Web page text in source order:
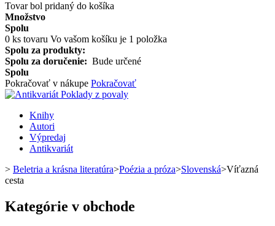
Tovar bol pridaný do košíka
Množstvo
Spolu
0 ks tovaru Vo vašom košíku je 1 položka
Spolu za produkty:
Spolu za doručenie: Bude určené
Spolu
Pokračovať v nákupe Pokračovať
Knihy
Autori
Výpredaj
Antikvariát
> Beletria a krásna literatúra>Poézia a próza>Slovenská>Víťazná
cesta
Kategórie v obchode